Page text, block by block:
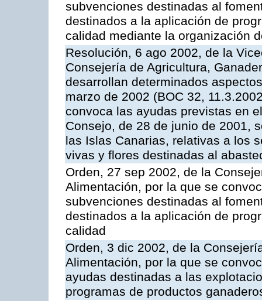
subvenciones destinadas al
destinados a la aplicación de
calidad mediante la organización
Resolución, 6 ago 2002, de la
Consejería de Agricultura,
desarrollan determinados
marzo de 2002 (BOC 32,
convoca las ayudas previstas en
Consejo, de 28 de junio de 2001,
las Islas Canarias, relativas a los
vivas y flores destinadas al
Orden, 27 sep 2002, de la
Alimentación, por la que se
subvenciones destinadas al
destinados a la aplicación de
calidad
Orden, 3 dic 2002, de la
Alimentación, por la que se
ayudas destinadas a las
programas de productos